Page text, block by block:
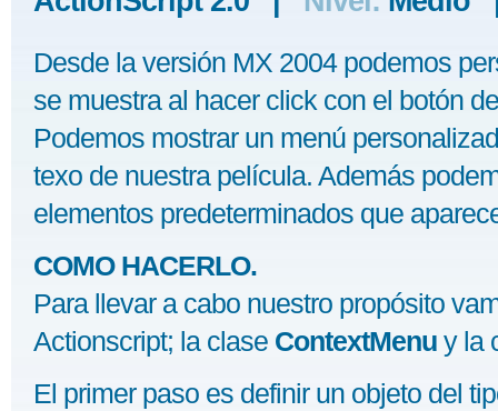
Desde la versión MX 2004 podemos
se muestra al hacer click con el botón
Podemos mostrar un menú
texo de nuestra película. Además
elementos predeterminados que
COMO HACERLO.
Para llevar a cabo nuestro propósito
Actionscript; la clase ContextMenu y la
El primer paso es definir un objeto del